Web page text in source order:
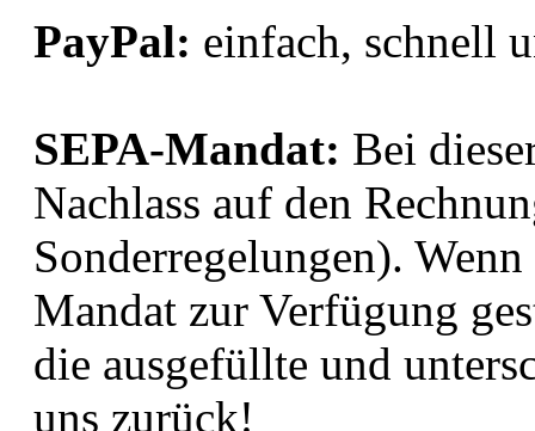
PayPal: einfach, schnell
SEPA-Mandat: Bei
Nachlass auf den
Sonderregelungen).
Mandat zur Verfügung
die ausgefüllte und
uns zurück!